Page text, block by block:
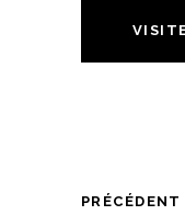
PRÉCÉDENT